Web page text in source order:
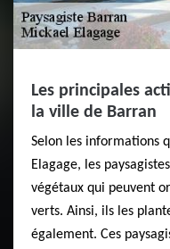
Les principales
la ville de Barran
Selon les informations
Elagage, les
végétaux qui peuvent
verts. Ainsi, ils les
également. Ces